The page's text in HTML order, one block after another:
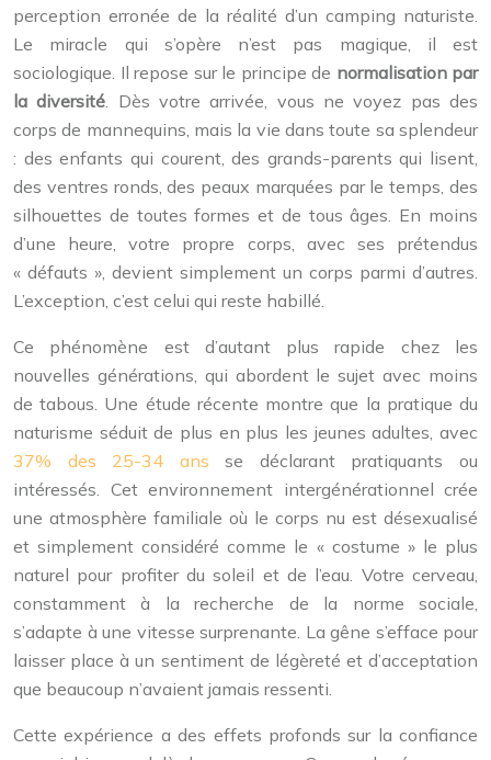
perception erronée de la réalité d’un camping naturiste.
Le miracle qui s’opère n’est pas magique, il est
sociologique. Il repose sur le principe de normalisation par
la diversité . Dès votre arrivée, vous ne voyez pas des
corps de mannequins, mais la vie dans toute sa splendeur
: des enfants qui courent, des grands-parents qui lisent,
des ventres ronds, des peaux marquées par le temps, des
silhouettes de toutes formes et de tous âges. En moins
d’une heure, votre propre corps, avec ses prétendus
« défauts », devient simplement un corps parmi d’autres.
L’exception, c’est celui qui reste habillé.
Ce phénomène est d’autant plus rapide chez les
nouvelles générations, qui abordent le sujet avec moins
de tabous. Une étude récente montre que la pratique du
naturisme séduit de plus en plus les jeunes adultes, avec
37% des 25-34 ans se déclarant pratiquants ou
intéressés. Cet environnement intergénérationnel crée
une atmosphère familiale où le corps nu est désexualisé
et simplement considéré comme le « costume » le plus
naturel pour profiter du soleil et de l’eau. Votre cerveau,
constamment à la recherche de la norme sociale,
s’adapte à une vitesse surprenante. La gêne s’efface pour
laisser place à un sentiment de légèreté et d’acceptation
que beaucoup n’avaient jamais ressenti.
Cette expérience a des effets profonds sur la confiance